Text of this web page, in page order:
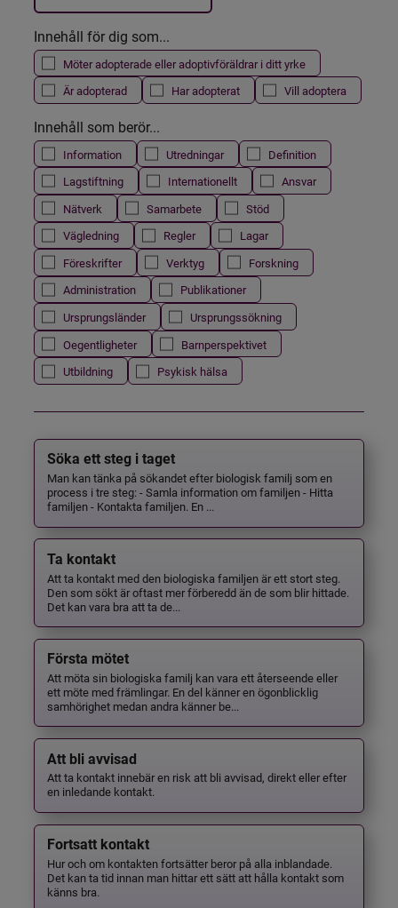
Innehåll för dig som...
Möter adopterade eller adoptivföräldrar i ditt yrke
Är adopterad
Har adopterat Vill adoptera
Innehåll som berör...
Information Utredningar
Definition
Lagstiftning
Internationellt
Ansvar
Nätverk
Samarbete
Stöd
Vägledning
Regler
Lagar
Föreskrifter
Verktyg
Forskning
Administration
Publikationer
Ursprungsländer
Ursprungssökning
Oegentligheter
Barnperspektivet
Utbildning
Psykisk hälsa
Söka ett steg i taget
Man kan tänka på sökandet efter biologisk familj som en
process i tre steg: - Samla information om familjen - Hitta
familjen - Kontakta familjen. En ...
Ta kontakt
Att ta kontakt med den biologiska familjen är ett stort steg.
Den som sökt är oftast mer förberedd än de som blir hittade.
Det kan vara bra att ta de...
Första mötet
Att möta sin biologiska familj kan vara ett återseende eller
ett möte med främlingar. En del känner en ögonblicklig
samhörighet medan andra känner be...
Att bli avvisad
Att ta kontakt innebär en risk att bli avvisad, direkt eller efter
en inledande kontakt.
Fortsatt kontakt
Hur och om kontakten fortsätter beror på alla inblandade.
Det kan ta tid innan man hittar ett sätt att hålla kontakt som
känns bra.